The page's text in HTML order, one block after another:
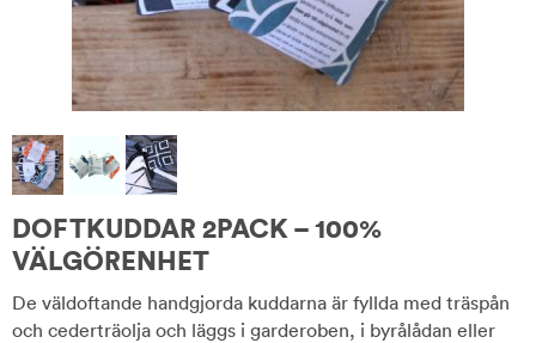
DOFTKUDDAR 2PACK – 100%
VÄLGÖRENHET
De väldoftande handgjorda kuddarna är fyllda med träspån
och cederträolja och läggs i garderoben, i byrålådan eller